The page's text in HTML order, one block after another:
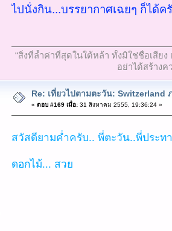
ไปนั่งกิน...บรรยากาศเฉยๆ ก็ได้ค
“สิ่งที่ล้ำค่าที่สุดในใต้หล้า ทั้งมิใช่ชื่อเสีย
อย่าได้สร้างค
Re: เที่ยวไปตามตะวัน: Switzerland
« ตอบ #169 เมื่อ:31 สิงหาคม 2555, 19:36:24 »
สวัสดียามค่ำครับ.. พี่ตะวัน..พี่ประ
ดอกไม้... สวย